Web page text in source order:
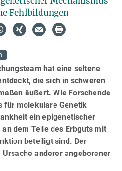
Fehlbildungen
hat eine seltene
die sich in schweren
äußert. Wie Forschende
für molekulare Genetik
ein epigenetischer
dem Teile des Erbguts mit
beteiligt sind. Der
Ursache anderer angeborener